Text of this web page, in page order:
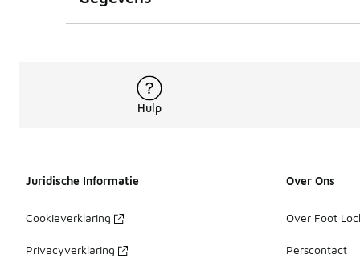
Hulp
Juridische Informatie
Cookieverklaring
Privacyverklaring
Over Ons
Over Foot
Perscontact